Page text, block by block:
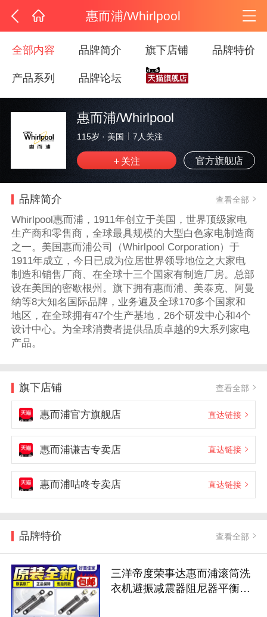
惠而浦/Whirlpool
全部内容 品牌简介 旗下店铺 品牌特价
产品系列 品牌论坛
惠而浦/Whirlpool
115岁 · 美国 7 人关注
官方旗舰店
品牌简介 查看全部
Whirlpool惠而浦，1911年创立于美国，世界顶级家电
生产商和零售商，全球最具规模的大型白色家电制造商
之一。美国惠而浦公司（Whirlpool Corporation）于
1911年成立，今日已成为位居世界领导地位之大家电
制造和销售厂商、在全球十三个国家有制造厂房。总部
设在美国的密歇根州。旗下拥有惠而浦、美泰克、阿曼
纳等8大知名国际品牌，业务遍及全球170多个国家和
地区，在全球拥有47个生产基地，26个研发中心和4个
设计中心。为全球消费者提供品质卓越的9大系列家电
产品。
旗下店铺 查看全部
惠而浦官方旗舰店 直达链接
惠而浦谦吉专卖店 直达链接
惠而浦咕咚专卖店 直达链接
品牌特价 查看全部
三洋帝度荣事达惠而浦滚筒洗
衣机避振减震器阻尼器平衡杆